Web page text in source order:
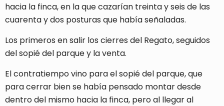
hacia la finca, en la que cazarían treinta y seis de las
cuarenta y dos posturas que había señaladas.
Los primeros en salir los cierres del Regato, seguidos
del sopié del parque y la venta.
El contratiempo vino para el sopié del parque, que
para cerrar bien se había pensado montar desde
dentro del mismo hacia la finca, pero al llegar al